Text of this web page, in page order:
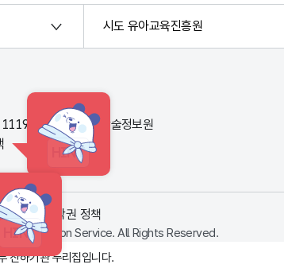
시도 유아교육진흥원
번지) 한국교육학술정보원
HINT
HINT
운로드저작권 정책
Information Service. All Rights Reserved.
산하기관 누리집입니다.